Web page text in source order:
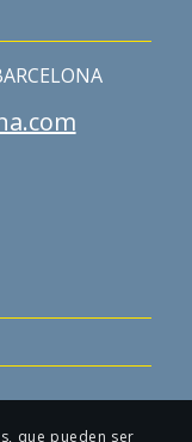
que pueden ser